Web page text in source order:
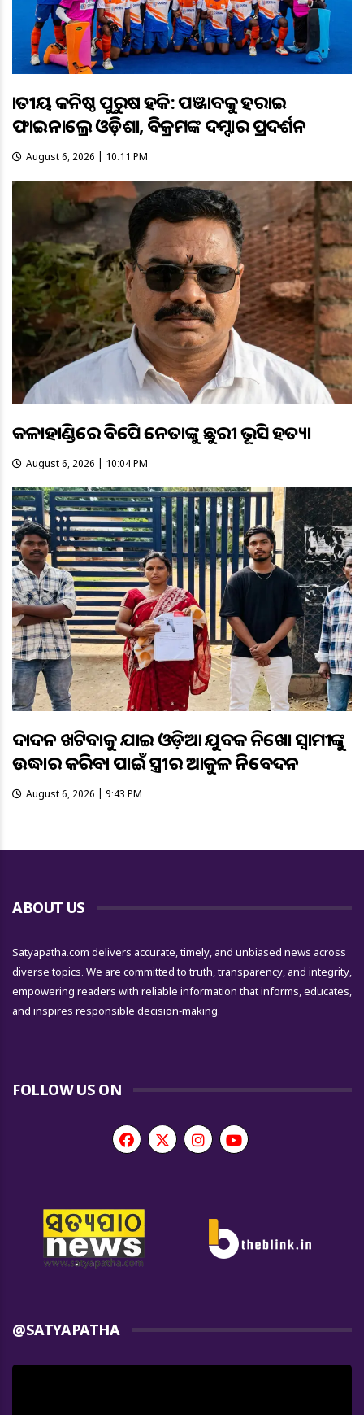
ଜାତୀୟ କନିଷ୍ଠ ପୁରୁଷ ହକି: ପଞ୍ଜାବକୁ ହରାଇ
ଫାଇନାଲ୍ରେ ଓଡ଼ିଶା, ବିକ୍ରମଙ୍କ ଦମ୍ଦାର ପ୍ରଦର୍ଶନ
August 6, 2026 | 10:11 PM
କଳାହାଣ୍ଡିରେ ବିଜେପି ନେତାଙ୍କୁ ଛୁରୀ ଭୂସି ହତ୍ୟା
August 6, 2026 | 10:04 PM
ଦାଦନ ଖଟିବାକୁ ଯାଇ ଓଡ଼ିଆ ଯୁବକ ନିଖୋଜ ସ୍ବାମୀଙ୍କୁ
ଉଦ୍ଧାର କରିବା ପାଇଁ ସ୍ତ୍ରୀର ଆକୁଳ ନିବେଦନ
August 6, 2026 | 9:43 PM
ABOUT US
Satyapatha.com delivers accurate, timely, and unbiased news across
diverse topics. We are committed to truth, transparency, and integrity,
empowering readers with reliable information that informs, educates,
and inspires responsible decision-making.
FOLLOW US ON
@SATYAPATHA